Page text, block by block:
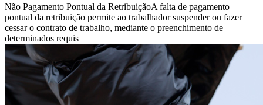
Não Pagamento Pontual da RetribuiçãoA falta de pagamento
pontual da retribuição permite ao trabalhador suspender ou fazer
cessar o contrato de trabalho, mediante o preenchimento de
determinados requis